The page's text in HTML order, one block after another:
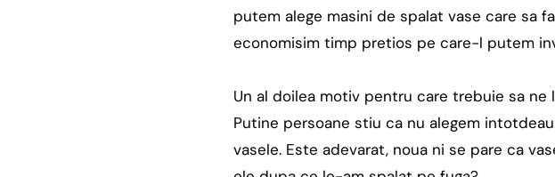
putem alege masini de spalat vase care sa
economisim timp pretios pe care-l putem
Un al doilea motiv pentru care trebuie sa
Putine persoane stiu ca nu alegem
vasele. Este adevarat, noua ni se pare ca